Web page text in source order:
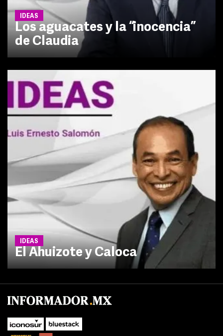
IDEAS
Los aguacates y la “inocencia”
de Claudia
IDEAS
El Ahuizote y Caloca